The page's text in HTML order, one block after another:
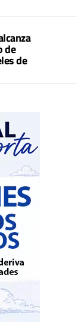
de
de